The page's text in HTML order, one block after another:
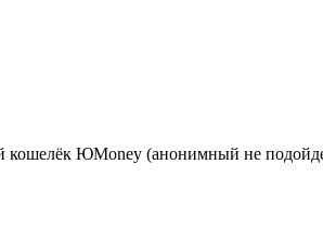
кошелёк ЮMoney (анонимный не